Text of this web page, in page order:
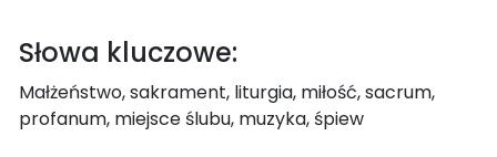
Słowa kluczowe:
Małżeństwo, sakrament, liturgia, miłość, sacrum,
profanum, miejsce ślubu, muzyka, śpiew